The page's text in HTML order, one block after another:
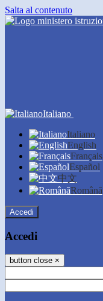
Salta al contenuto
Italiano
Italiano
English
Français
Español
中文
Română
Accedi
Accedi
button close ×